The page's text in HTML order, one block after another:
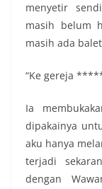
menyetir
masih belum
masih ada
“Ke gereja
Ia
dipakainya
aku hanya
terjadi
dengan